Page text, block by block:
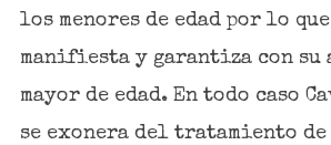
los menores de edad por lo
manifiesta y garantiza con su
mayor de edad. En todo caso
se exonera del tratamiento de